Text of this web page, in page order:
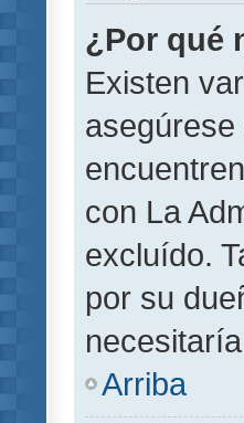
¿Por qué
Existen
con La
excluído.
por su
Arriba